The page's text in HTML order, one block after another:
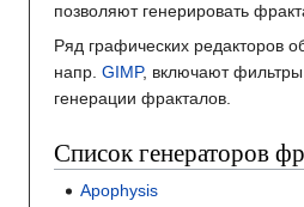
позволяют генерировать
Ряд графических редакторов
напр. GIMP, включают
генерации фракталов.
Список генераторов
Apophysis